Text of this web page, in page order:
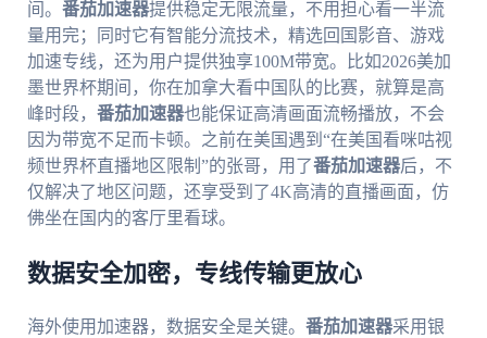
间。 番茄加速器提供稳定无限流量，不用担心看一半流
量用完；同时它有智能分流技术，精选回国影音、游戏
加速专线，还为用户提供独享100M带宽。比如2026美加
墨世界杯期间，你在加拿大看中国队的比赛，就算是高
峰时段， 番茄加速器也能保证高清画面流畅播放，不会
因为带宽不足而卡顿。之前在美国遇到“在美国看咪咕视
频世界杯直播地区限制”的张哥，用了番茄加速器后，不
仅解决了地区问题，还享受到了4K高清的直播画面，仿
佛坐在国内的客厅里看球。
数据安全加密，专线传输更放心
海外使用加速器，数据安全是关键。 番茄加速器采用银